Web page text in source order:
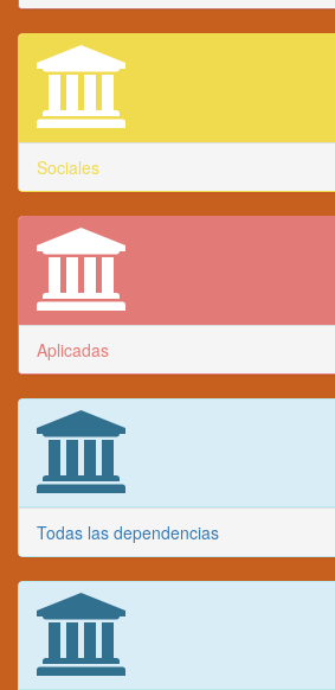
Sociales
Aplicadas
Todas las dependencias